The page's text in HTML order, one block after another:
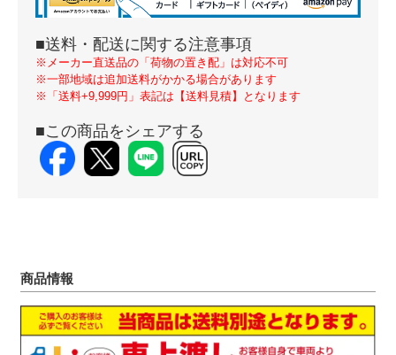
■送料・配送に関する注意事項
※メーカー直送品の「荷物の置き配」は対応不可
※一部地域は追加送料がかかる場合があります
※「送料+9,999円」表記は【送料見積】となります
■この商品をシェアする
商品情報